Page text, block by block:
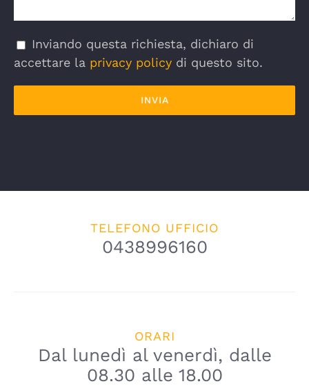
Inviando questa richiesta, dichiaro di
accettare la privacy policy di questo sito.
TELEFONO UFFICIO
0438996160
ORARI
Dal lunedì al venerdì, dalle
08.30 alle 18.00